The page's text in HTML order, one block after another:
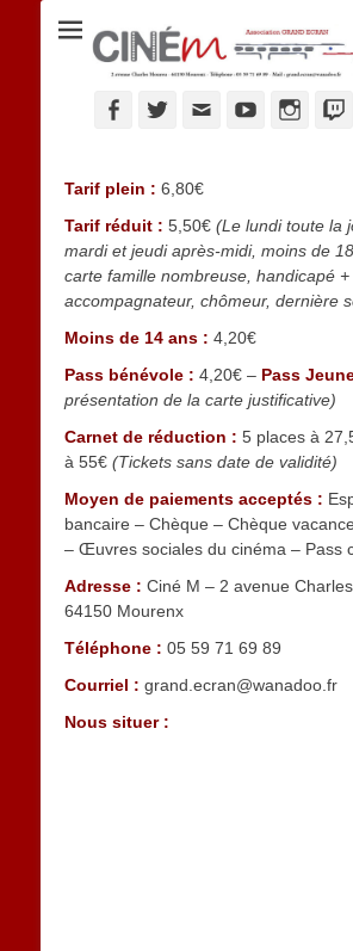
Ciné
Facebook
TwitterAdresseYouTube
Tarif plein : 6,80€
Tarif réduit : 5,50€ (Le lundi toute la
mardi et jeudi après-midi, moins de
carte famille nombreuse, handicapé +
accompagnateur, chômeur, dernière
Moins de 14 ans : 4,20€
Pass bénévole : 4,20€ – Pass
présentation de la carte justificative)
Carnet de réduction : 5 places à
à 55€ (Tickets sans date de validité)
Moyen de paiements acceptés :
bancaire – Chèque – Chèque
– Œuvres sociales du cinéma – Pass
Adresse : Ciné M – 2 avenue
64150 Mourenx
Téléphone : 05 59 71 69 89
Courriel : grand.ecran@wanadoo.fr
Nous situer :